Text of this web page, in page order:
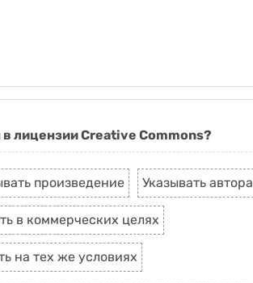
лицензии Creative Commons?
произведение Указывать автора
в коммерческих целях
на тех же условиях